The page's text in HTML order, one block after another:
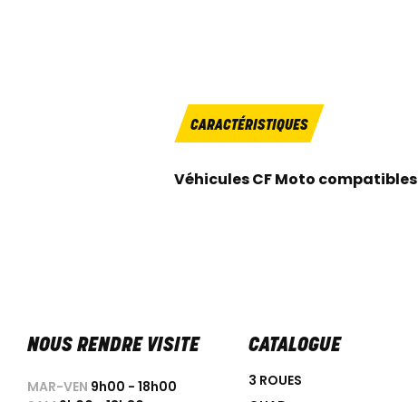
CARACTÉRISTIQUES
Véhicules CF Moto compatibles
NOUS RENDRE VISITE
MAR-VEN 9h00 - 18h00
CATALOGUE
3 ROUES